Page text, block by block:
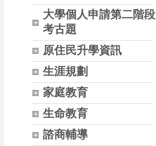
大學個人申請第二階段
考古題
原住民升學資訊
生涯規劃
家庭教育
生命教育
諮商輔導